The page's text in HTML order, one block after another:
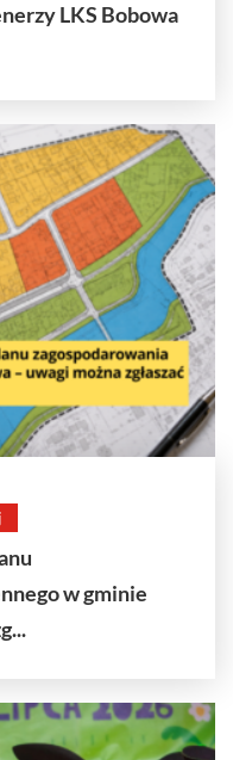
LKS Bobowa
w gminie